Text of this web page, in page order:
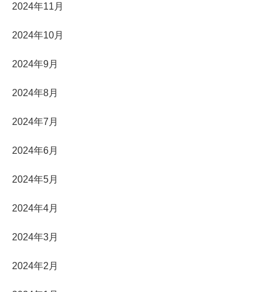
2024年11月
2024年10月
2024年9月
2024年8月
2024年7月
2024年6月
2024年5月
2024年4月
2024年3月
2024年2月